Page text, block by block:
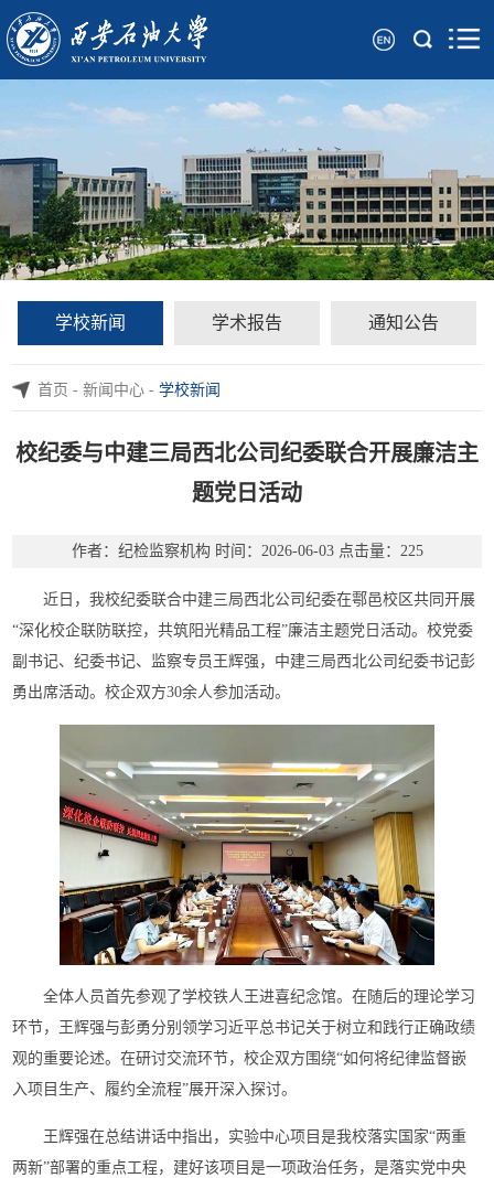
学校新闻 学术报告 通知公告
首页-新闻中心-学校新闻
校纪委与中建三局西北公司纪委联合开展廉洁主
题党日活动
作者：纪检监察机构 时间：2026-06-03 点击量： 225
近日，我校纪委联合中建三局西北公司纪委在鄠邑校区共同开展
“深化校企联防联控，共筑阳光精品工程”廉洁主题党日活动。校党委
副书记、纪委书记、监察专员王辉强，中建三局西北公司纪委书记彭
勇出席活动。校企双方30余人参加活动。
全体人员首先参观了学校铁人王进喜纪念馆。在随后的理论学习
环节，王辉强与彭勇分别领学习近平总书记关于树立和践行正确政绩
观的重要论述。在研讨交流环节，校企双方围绕“如何将纪律监督嵌
入项目生产、履约全流程”展开深入探讨。
王辉强在总结讲话中指出，实验中心项目是我校落实国家“两重
两新”部署的重点工程，建好该项目是一项政治任务，是落实党中央